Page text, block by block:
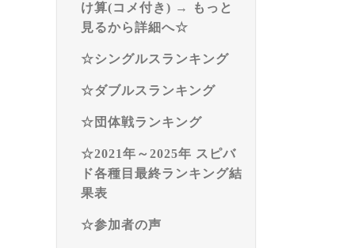
け算(コメ付き) → もっと
見るから詳細へ☆
☆シングルスランキング
☆ダブルスランキング
☆団体戦ランキング
☆2021年～2025年 スピバ
ド各種目最終ランキング結
果表
☆参加者の声